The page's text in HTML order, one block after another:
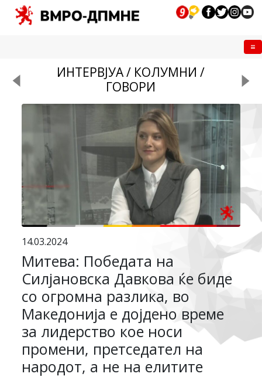
ИНТЕРВЈУА / КОЛУМНИ /
ГОВОРИ
14.03.2024
Митева: Победата на
Силјановска Давкова ќе биде
со огромна разлика, во
Македонија е дојдено време
за лидерство кое носи
промени, претседател на
народот, а не на елитите